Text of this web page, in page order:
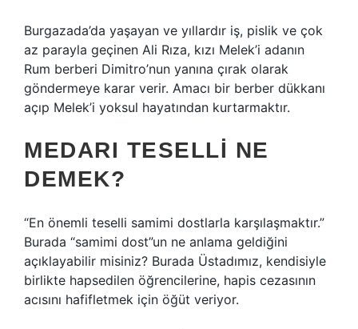
Burgazada’da yaşayan ve yıllardır iş, pislik ve çok
az parayla geçinen Ali Rıza, kızı Melek’i adanın
Rum berberi Dimitro’nun yanına çırak olarak
göndermeye karar verir. Amacı bir berber dükkanı
açıp Melek’i yoksul hayatından kurtarmaktır.
MEDARI TESELLI NE
DEMEK?
“En önemli teselli samimi dostlarla karşılaşmaktır.”
Burada “samimi dost”un ne anlama geldiğini
açıklayabilir misiniz? Burada Üstadımız, kendisiyle
birlikte hapsedilen öğrencilerine, hapis cezasının
acısını hafifletmek için öğüt veriyor.